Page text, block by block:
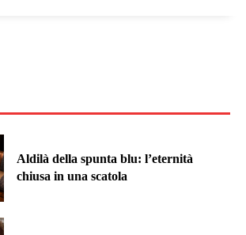
Aldilà della spunta blu: l’eternità
chiusa in una scatola